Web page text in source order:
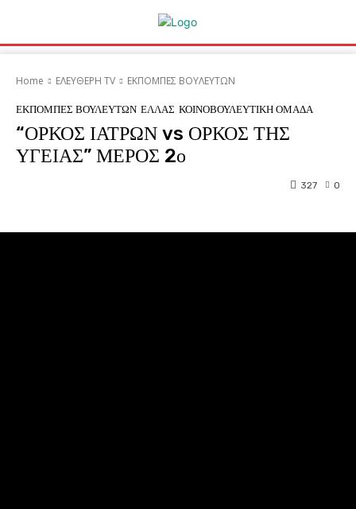
Home ΕΛΕΥΘΕΡΗ ΤV ΕΚΠΟΜΠΕΣ ΒΟΥΛΕΥΤΩΝ
ΕΚΠΟΜΠΕΣ ΒΟΥΛΕΥΤΩΝ ΕΛΛΑΣ ΚΟΙΝΟΒΟΥΛΕΥΤΙΚΗ ΟΜΑΔΑ
“ΟΡΚΟΣ ΙΑΤΡΩΝ vs ΟΡΚΟΣ ΤΗΣ
ΥΓΕΙΑΣ” ΜΕΡΟΣ 2ο
0
327